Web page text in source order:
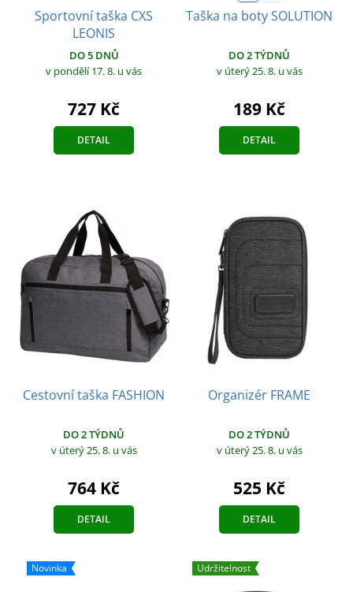
Sportovní taška CXS
LEONIS
DO 5 DNŮ
v pondělí 17. 8. u vás
727 Kč
DETAIL
Taška na boty SOLUTION
DO 2 TÝDNŮ
v úterý 25. 8. u vás
189 Kč
DETAIL
Cestovní taška FASHION
DO 2 TÝDNŮ
v úterý 25. 8. u vás
764 Kč
DETAIL
Organizér FRAME
DO 2 TÝDNŮ
v úterý 25. 8. u vás
525 Kč
DETAIL
Novinka Udržitelnost